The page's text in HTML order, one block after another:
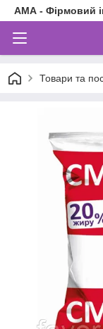
АМА - Фірмовий
Товари та